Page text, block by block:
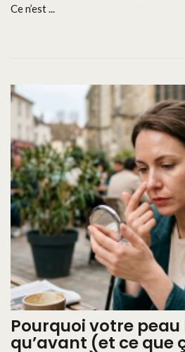
Ce n’est ...
Pourquoi votre
qu’avant (et ce que